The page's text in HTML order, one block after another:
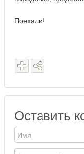
Поехали!
Оставить